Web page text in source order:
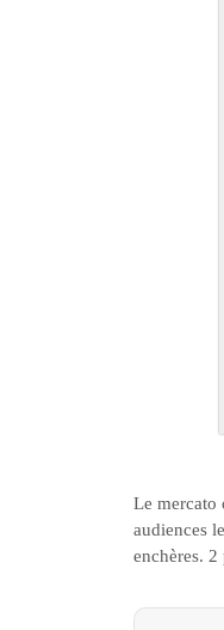
Le mercato
audiences
enchères. 2